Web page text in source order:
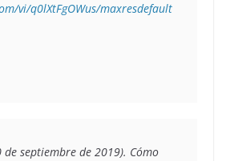
vi/q0lXtFgOWus/maxresdefault
de septiembre de 2019). Cómo